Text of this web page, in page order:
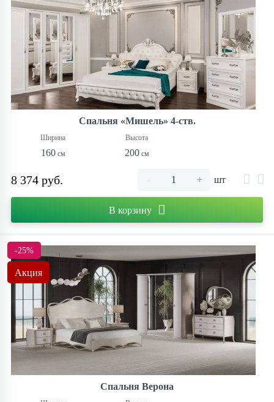
Спальня «Мишель» 4-ств.
160 200
8 374 руб. - + шт
В корзину
-25%
Акция
Спальня Верона